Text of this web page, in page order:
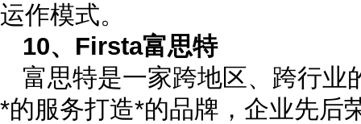
运作模式。
10、Firsta富思特
富思特是一家跨地区、跨行业
*的服务打造*的品牌，企业先后